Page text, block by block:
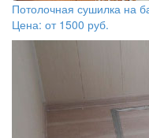
Потолочная сушилка на
Цена: от 1500 руб.